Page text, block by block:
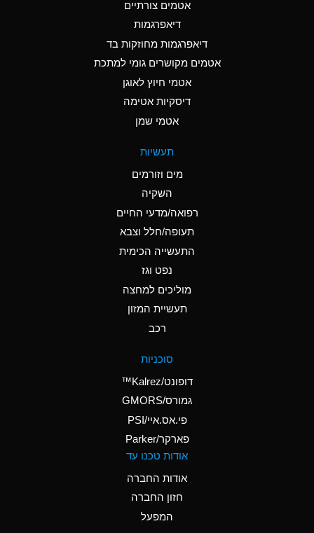
Ammonia Anhydrous
B
Ammonia Gas (cold)
A
Ammonia Gas (hot)
Ammonium Hydroxide
D
Ammonium Nitrate
Ammonium Nitrite
Ammonium Persulfate
Ammonium Phosphate
A
Ammonium Sulfate
A
Amyl Acetate (Banana
אטמים צורתיים
דיאפרגמות
דיאפרגמות מחוזקות בד
אטמים מקושרים גומי למתכת
אטמי חיוץ לאוגן
דיסקיות אטימה
אטמי שמן
תעשיות
מים וזורמים
השקיה
רפואה/מדעי החיים
תעופה/חלל וצבא
התעשייה הכימית
נפט וגז
מוליכים למחצה
תעשיית המזון
רכב
סוכניות
דופונט/Kalrez™
גמורס/GMORS
פי.אס.איי/PSI
פארקר/Parker
אודות טכנו עד
אודות החברה
חזון החברה
המפעל